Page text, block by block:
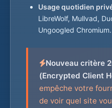
Usage quotidien
LibreWolf, Mullvad,
Ungoogled Chromium.
Nouveau critère
(Encrypted Client
empêche votre
de voir quel site